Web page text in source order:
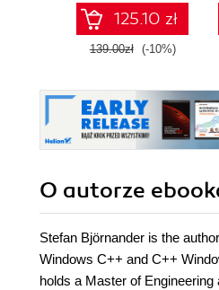
125.10 zł
139.00zł (-10%)
O autorze
Stefan Björnander is the
Windows C++ and C++
holds a Master of Engineering